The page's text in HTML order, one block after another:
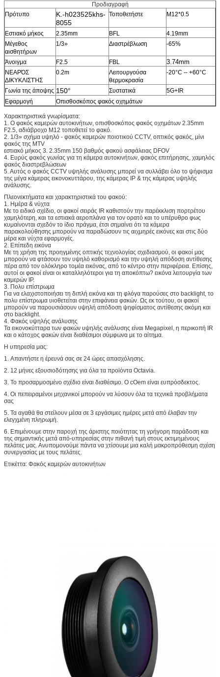
Προδιαγραφή
Πρότυπο
Κ.-h023525khs-
8055
Τοποθετήστε M12*0.5
Εστιακό μήκος 2.35mm BFL
4.19mm
Μέγεθος
αισθητήρων
1/3» Διαστρέβλωση -65%
Άνοιγμα F2.5 FBL 3.74mm
ΝΕΑΡΌΣ
ΔΙΚΥΚΛΙΣΤΉΣ
0.2m
Λειτουργούσα
θερμοκρασία
-20°C -- +60°C
Γωνία της άποψης 150° Συστατικά
5G+IR
Εφαρμογή
Οπισθοσκόπος φακός οχημάτων
Χαρακτηριστικά γνωρίσματα:
1. Ο φακός καμερών αυτοκινήτων, οπισθοσκόπος φακός οχημάτων 2.35mm
F2.5, αδιάβροχο M12 τοποθετεί το φακό.
2. 1/3» σχήμα υψηλό - φακός καμερών ποιοτικού CCTV, οπτικός φακός, μίνι
φακός της MTV
εστιακό μήκος 3. 2.35mm 150 βαθμός φακού ασφάλειας DFOV
4. Ευρύς φακός γωνίας για τη κάμερα αυτοκινήτων, φακός επιτήρησης, χαμηλός
φακός διαστρεβλώσεων
5. Αυτός ο φακός CCTV υψηλής ανάλυσης μπορεί να συλλάβει όλο το ψήφισμα
της μέγα κάμερας εικονοκυττάρου, της κάμερας IP & της κάμερας υψηλής
ανάλυσης.
Πλεονεκτήματα και χαρακτηριστικά του φακού:
1. Ημέρα & νύχτα
Με το ειδικό σχέδιο, οι φακοί σειράς IR καθιστούν την παρέκκλιση πορτρέτου
χαμηλότερη, και τα εστιακά αεροπλάνα για τον ορατό και το υπέρυθρο φως
κυμαίνονται σχεδόν το ίδιο πράγμα, έτσι σημαίνει ότι τα κάμερα
παρακολούθησης μπορούν να παραδώσουν τις αιχμηρές εικόνες και στις δύο
μέρα και νύχτα εφαρμογές.
2. Επίπεδη εικόνα
Με τη χρήση της προηγμένης οπτικής τεχνολογίας σχεδιασμού, οι φακοί μας
μπορούν να φτάσουν τον υψηλό καθορισμό και την υψηλή απόδοση αντίθεσης
πέρα από τον ολόκληρο τομέα εικόνας, από το κέντρο στην περιφέρεια. Επίσης,
αυτοί οι φακοί είναι οι καταλληλότεροι για τη αποκόπτω? εικόνα λειτουργία των
καμερών IP.
3. Πολυ επίστρωμα
Για να ελαχιστοποιήσει τη διπλή εικόνα και τη φλόγα παρούσες στο backlight, το
πολυ επίστρωμα υιοθετείται στην επιφάνεια φακών. Ως εκ τούτου, οι φακοί
μπορούν να παρουσιάσουν υψηλή απόδοση ψηφίσματος αντίθεσης ακόμη και
στο backlight.
4. Φακός υψηλής ανάλυσης
Τα εικονοκύτταρα των φακών υψηλής ανάλυσης είναι Megapixel, η περικοπή IR
και ο κάτοχος φακών είναι διαθέσιμοι σύμφωνα με το αίτημα.
Η υπηρεσία μας:
1. Απαντήστε η έρευνά σας σε 24 ώρες απασχόλησης.
2. 12 μήνες εξουσιοδότησης για όλα τα προϊόντα Octavia.
3. Το προσαρμοσμένο σχέδιο είναι διαθέσιμο. Ο cOem είναι ευπρόσδεκτος.
4. Οι πεπειραμένοι μηχανικοί μπορούν να λύσουν όλα τα τεχνικά προβλήματα
σας
5. Τα αγαθά θα στείλουν μέσα σε 3 εργάσιμες ημέρες μετά από έλαβαν την
ελεγχμένη πληρωμή.
6. Επιμένουμε στην παροχή της άριστης ποιότητας τη γρήγορη παράδοση και
της σημαντικής μετά από-υπηρεσίας στην πιθανή τιμή στους εκτιμημένους
πελάτες μας. Ανυπομονούμε πάντα να χτίσουμε μια καλή μακροπρόθεσμη σχέση
συνεργασίας με τους πελάτες.
Ετικέττα: Φακός καμερών αυτοκινήτων